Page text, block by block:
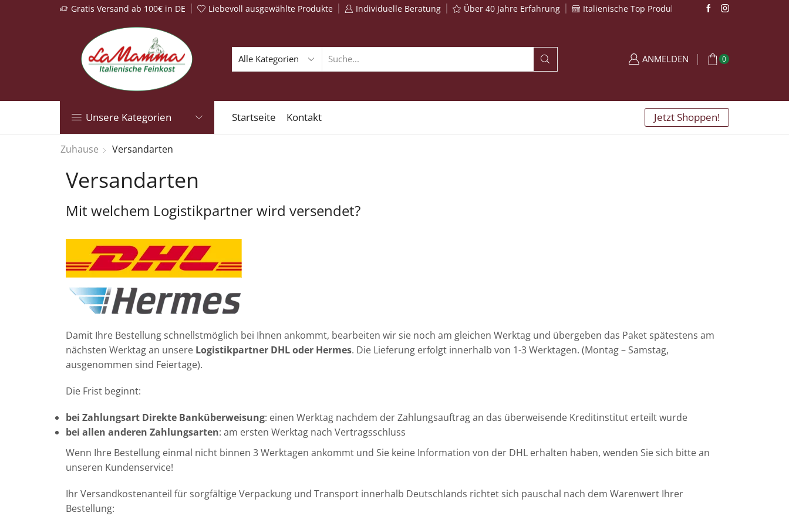
Gratis Versand ab 100€ in DE Liebevoll ausgewählte Produkte Individuelle Beratung Über 40 Jahre Erfahrung Italienische Top Produkte
ANMELDEN 0
Unsere Kategorien Startseite Kontakt Jetzt Shoppen!
Zuhause Versandarten
Versandarten
Mit welchem Logistikpartner wird versendet?
Damit Ihre Bestellung schnellstmöglich bei Ihnen ankommt, bearbeiten wir sie noch am gleichen Werktag und übergeben das Paket spätestens am
nächsten Werktag an unsere Logistikpartner DHL oder Hermes. Die Lieferung erfolgt innerhalb von 1-3 Werktagen. (Montag – Samstag,
ausgenommen sind Feiertage).
Die Frist beginnt:
bei Zahlungsart Direkte Banküberweisung: einen Werktag nachdem der Zahlungsauftrag an das überweisende Kreditinstitut erteilt wurde
bei allen anderen Zahlungsarten: am ersten Werktag nach Vertragsschluss
Wenn Ihre Bestellung einmal nicht binnen 3 Werktagen ankommt und Sie keine Information von der DHL erhalten haben, wenden Sie sich bitte an
unseren Kundenservice!
Ihr Versandkostenanteil für sorgfältige Verpackung und Transport innerhalb Deutschlands richtet sich pauschal nach dem Warenwert Ihrer
Bestellung: